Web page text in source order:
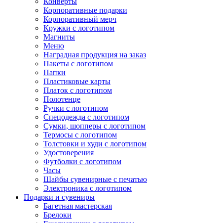
Корпоративные подарки
Корпоративный мерч
Кружки с логотипом
Магниты
Меню
Наградная продукция на заказ
Пакеты с логотипом
Папки
Пластиковые карты
Платок с логотипом
Полотенце
Ручки с логотипом
Спецодежда с логотипом
Сумки, шопперы с логотипом
Термосы с логотипом
Толстовки и худи с логотипом
Удостоверения
Футболки с логотипом
Часы
Шайбы сувенирные с печатью
Электроника с логотипом
Подарки и сувениры
Багетная мастерская
Брелоки